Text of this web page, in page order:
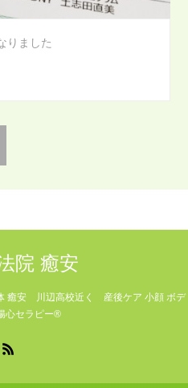
りました
院 癒安
癒安 川辺高校近く 産後ケア 小顔 ボデ
心セラピー®